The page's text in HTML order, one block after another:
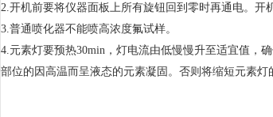
2.开机前要将仪器面板上所有旋钮回到零时再通电。开
3.普通喷化器不能喷高浓度氟试样。
4.元素灯要预热30min，灯电流由低慢慢升至适宜值，
部位的因高温而呈液态的元素凝固。否则将